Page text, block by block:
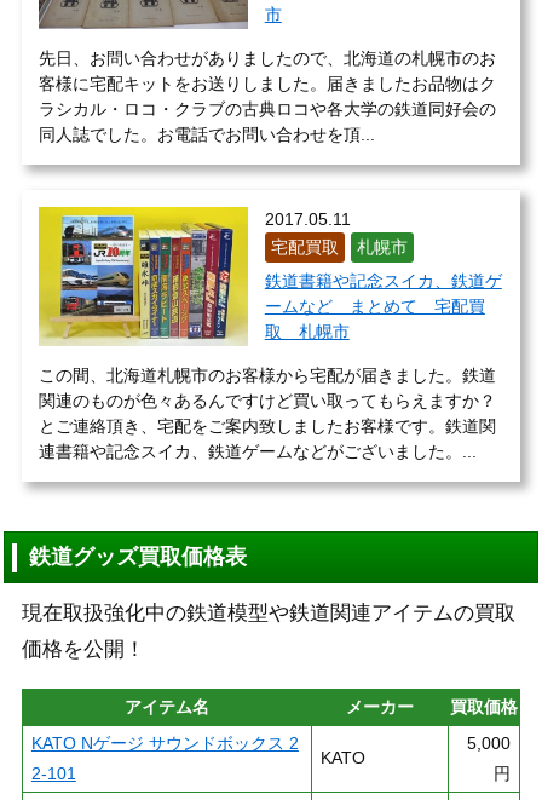
市
先日、お問い合わせがありましたので、北海道の札幌市のお
客様に宅配キットをお送りしました。届きましたお品物はク
ラシカル・ロコ・クラブの古典ロコや各大学の鉄道同好会の
同人誌でした。お電話でお問い合わせを頂...
2017.05.11
宅配買取
札幌市
鉄道書籍や記念スイカ、鉄道ゲ
ームなど まとめて 宅配買
取 札幌市
この間、北海道札幌市のお客様から宅配が届きました。鉄道
関連のものが色々あるんですけど買い取ってもらえますか？
とご連絡頂き、宅配をご案内致しましたお客様です。鉄道関
連書籍や記念スイカ、鉄道ゲームなどがございました。...
鉄道グッズ買取価格表
現在取扱強化中の鉄道模型や鉄道関連アイテムの買取
価格を公開！
アイテム名 メーカー
買取価格
KATO Nゲージ サウンドボックス 2
2-101
KATO
5,000
円